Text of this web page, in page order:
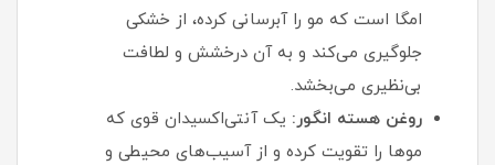
امگا است که مو را آبرسانی کرده، از خشکی
جلوگیری می‌کند و به آن درخشش و لطافت
بی‌نظیری می‌بخشد.
روغن هسته انگور: یک آنتی‌اکسیدان قوی که
موها را تقویت کرده و از آسیب‌های محیطی و